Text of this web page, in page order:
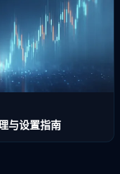
与设置指南